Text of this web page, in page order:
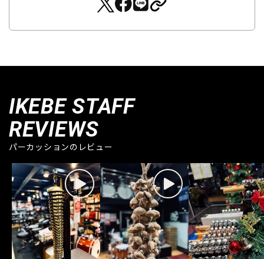
IKEBE STAFF
REVIEWS
パーカッションのレビュー